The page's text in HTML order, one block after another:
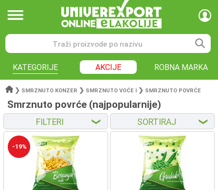
KATEGORIJE AKCIJE ROBNA MARKA
❯ SMRZNUTO KONZER ❯ SMRZNUTO VOĆE I ❯ SMRZNUTO POVRĆE
Smrznuto povrće (najpopularnije)
FILTERI ❮ SORTIRAJ ❮
-19%